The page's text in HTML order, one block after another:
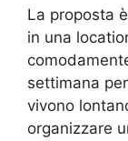
La proposta
in una
settimana
vivono
organizzare